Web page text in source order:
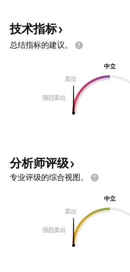
技术指标
总结指标的建议。
中立
卖出
强烈卖出
分析师评级
专业评级的综合视图。
中立
卖出
强烈卖出